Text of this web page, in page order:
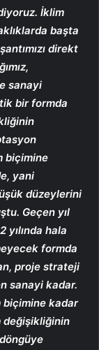
İklim
başta
direkt
sanayi
bir formda
biçimine
yani
düzeylerini
Geçen yıl
yılında hala
formda
proje strateji
sanayi kadar.
biçimine kadar